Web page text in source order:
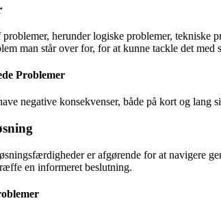
herunder logiske problemer,
man står over for, for at kunne tackle det med
Problemer
negative konsekvenser, både på kort og
er afgørende for at navigere
en informeret beslutning.